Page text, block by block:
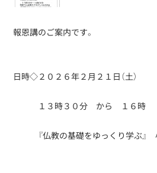
報恩講のご案内です。
日時◇２０２６年２月２１日（土）
１３時３０分 から １６時
『仏教の基礎をゆっくり学ぶ